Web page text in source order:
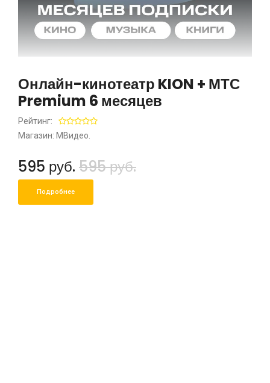
Онлайн-кинотеатр KION + МТС
Premium 6 месяцев
Рейтинг:
Магазин: МВидео.
595 руб. 595 руб.
Подробнее